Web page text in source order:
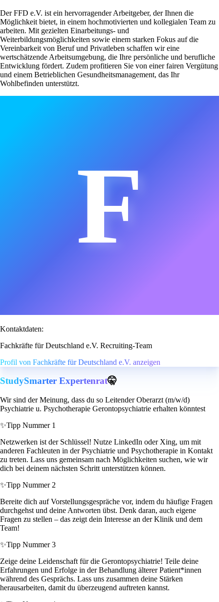
Der FFD e.V. ist ein hervorragender Arbeitgeber, der Ihnen die
Möglichkeit bietet, in einem hochmotivierten und kollegialen Team zu
arbeiten. Mit gezielten Einarbeitungs- und
Weiterbildungsmöglichkeiten sowie einem starken Fokus auf die
Vereinbarkeit von Beruf und Privatleben schaffen wir eine
wertschätzende Arbeitsumgebung, die Ihre persönliche und berufliche
Entwicklung fördert. Zudem profitieren Sie von einer fairen Vergütung
und einem Betrieblichen Gesundheitsmanagement, das Ihr
Wohlbefinden unterstützt.
F
Kontaktdaten:
Fachkräfte für Deutschland e.V. Recruiting-Team
Profil von Fachkräfte für Deutschland e.V. anzeigen
StudySmarter Expertenrat🤫
Wir sind der Meinung, dass du so Leitender Oberarzt (m/w/d)
Psychiatrie u. Psychotherapie Gerontopsychiatrie erhalten könntest
✨Tipp Nummer 1
Netzwerken ist der Schlüssel! Nutze LinkedIn oder Xing, um mit
anderen Fachleuten in der Psychiatrie und Psychotherapie in Kontakt
zu treten. Lass uns gemeinsam nach Möglichkeiten suchen, wie wir
dich bei deinem nächsten Schritt unterstützen können.
✨Tipp Nummer 2
Bereite dich auf Vorstellungsgespräche vor, indem du häufige Fragen
durchgehst und deine Antworten übst. Denk daran, auch eigene
Fragen zu stellen – das zeigt dein Interesse an der Klinik und dem
Team!
✨Tipp Nummer 3
Zeige deine Leidenschaft für die Gerontopsychiatrie! Teile deine
Erfahrungen und Erfolge in der Behandlung älterer Patient*innen
während des Gesprächs. Lass uns zusammen deine Stärken
herausarbeiten, damit du überzeugend auftreten kannst.